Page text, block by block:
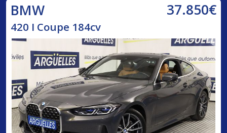
BMW 37.850€
420 I Coupe 184cv